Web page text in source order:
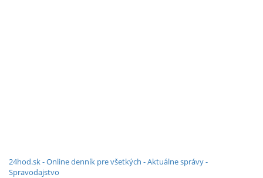
24hod.sk - Online denník pre všetkých - Aktuálne správy -
Spravodajstvo